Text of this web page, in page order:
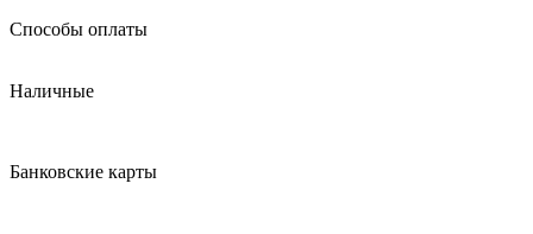
Способы оплаты
Наличные
Банковские карты